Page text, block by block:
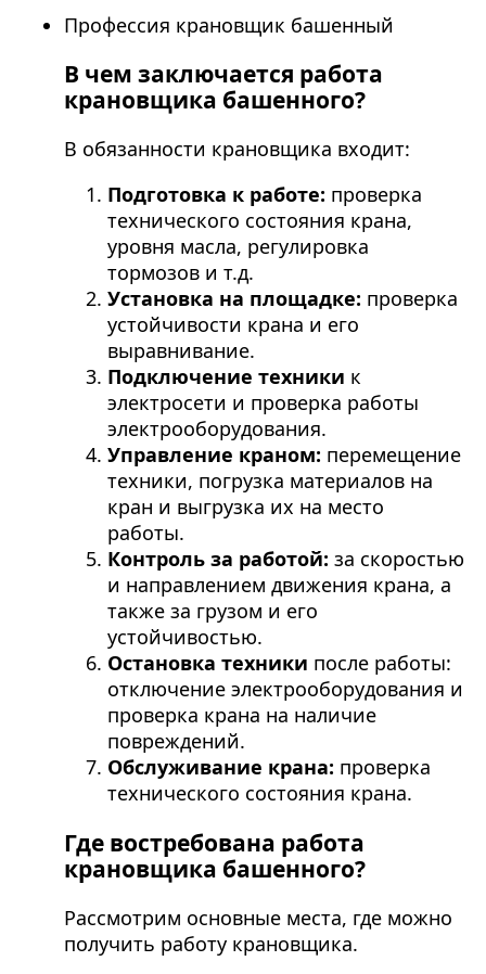
Профессия крановщик башенный
В чем заключается работа
крановщика башенного?
В обязанности крановщика входит:
Подготовка к работе: проверка
технического состояния крана,
уровня масла, регулировка
тормозов и т.д.
Установка на площадке: проверка
устойчивости крана и его
выравнивание.
Подключение техники к
электросети и проверка работы
электрооборудования.
Управление краном: перемещение
техники, погрузка материалов на
кран и выгрузка их на место
работы.
Контроль за работой: за скоростью
и направлением движения крана, а
также за грузом и его
устойчивостью.
Остановка техники после работы:
отключение электрооборудования и
проверка крана на наличие
повреждений.
Обслуживание крана: проверка
технического состояния крана.
Где востребована работа
крановщика башенного?
Рассмотрим основные места, где можно
получить работу крановщика.